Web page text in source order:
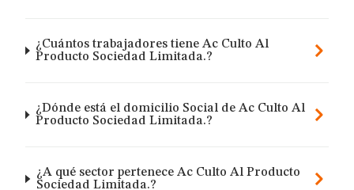
¿Cuántos trabajadores tiene Ac Culto Al
Producto Sociedad Limitada.?
¿Dónde está el domicilio Social de Ac Culto Al
Producto Sociedad Limitada.?
¿A qué sector pertenece Ac Culto Al Producto
Sociedad Limitada.?